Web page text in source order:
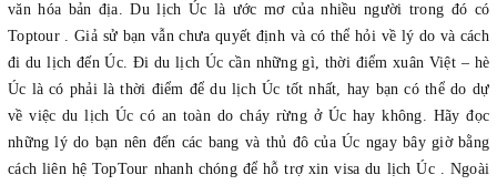
văn hóa bản địa. Du lịch Úc là ước mơ của nhiều người trong đó có
Toptour . Giả sử bạn vẫn chưa quyết định và có thể hỏi về lý do và cách
đi du lịch đến Úc. Đi du lịch Úc cần những gì, thời điểm xuân Việt – hè
Úc là có phải là thời điểm để du lịch Úc tốt nhất, hay bạn có thể do dự
về việc du lịch Úc có an toàn do cháy rừng ở Úc hay không. Hãy đọc
những lý do bạn nên đến các bang và thủ đô của Úc ngay bây giờ bằng
cách liên hệ TopTour nhanh chóng để hỗ trợ xinvisa du lịch Úc. Ngoài